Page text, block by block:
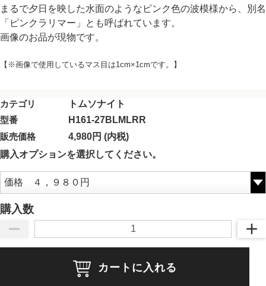
まるで夕日を映した水面のようなピンク色の波模様から、別名
「ピンクラリマー」とも呼ばれています。
画像のお品が現物です。
【※画像で使用しているマス目は1cm×1cmです。】
カテゴリ
トムソナイト
型番
H161-27BLMLRR
販売価格
4,980円 (内税)
購入オプションを選択してください。
購入数
カートに入れる